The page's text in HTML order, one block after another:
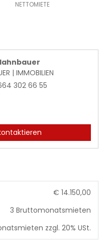
NETTOMIETE
| IMMOBILIEN
302 66 55
€ 14.150,00
3 Bruttomonatsmieten
zzgl. 20% USt.